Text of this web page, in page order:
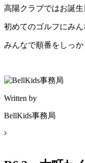
高陽クラブではお誕
初めてのゴルフにみ
みんなで順番をしっ
Written by
BellKids事務局